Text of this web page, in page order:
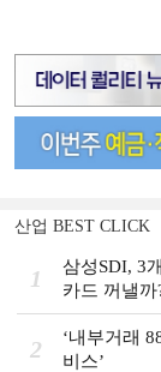
산업 BEST CLICK
1
삼성SDI, 3
카드 꺼낼까
2
‘내부거래
비스ʼ